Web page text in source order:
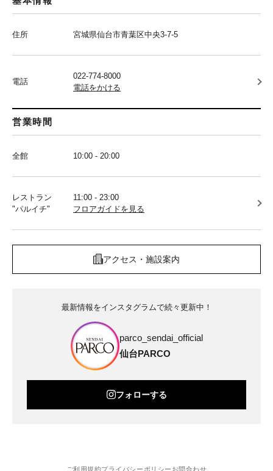
住所 宮城県仙台市青葉区中央3-7-5
電話
022-774-8000
電話をかける
営業時間
全館 10:00 - 20:00
レストラン
"パルイチ"
11:00 - 23:00
フロアガイドを見る
アクセス・施設案内
最新情報をインスタグラムで続々更新中！
parco_sendai_official
仙台PARCO
フォローする
ご利用規約プライバシーポリシー お問合わせ